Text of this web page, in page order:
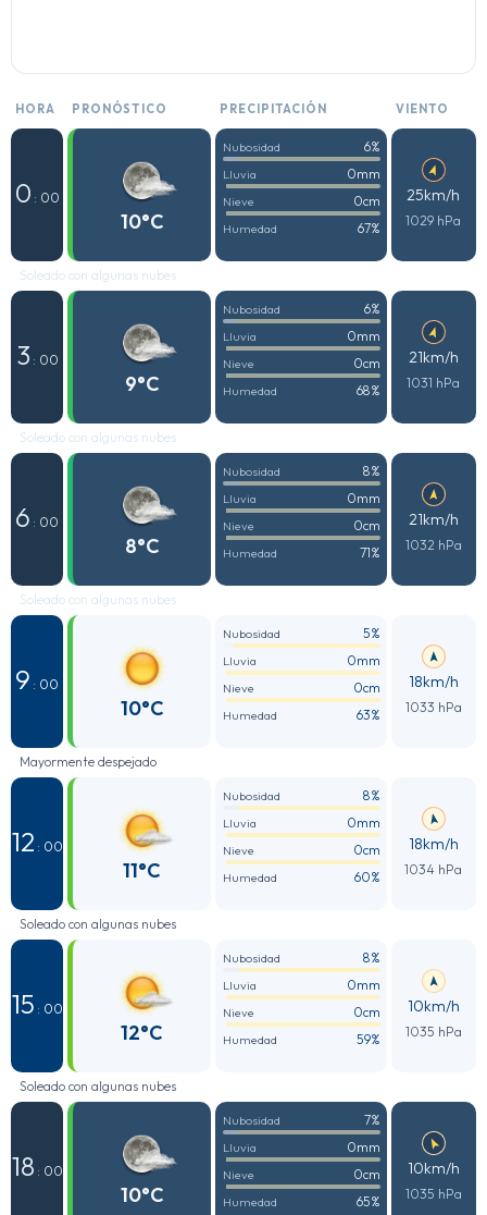
HORA PRONÓSTICO PRECIPITACIÓN VIENTO
0 : 00
10°C
Nubosidad 6%
Lluvia 0mm
Nieve 0cm
Humedad 67%
25km/h
1029 hPa
Soleado con algunas nubes
3 : 00
9°C
Nubosidad 6%
Lluvia 0mm
Nieve 0cm
Humedad 68%
21km/h
1031 hPa
Soleado con algunas nubes
6 : 00
8°C
Nubosidad 8%
Lluvia 0mm
Nieve 0cm
Humedad 71%
21km/h
1032 hPa
Soleado con algunas nubes
9 : 00
10°C
Nubosidad 5%
Lluvia 0mm
Nieve 0cm
Humedad 63%
18km/h
1033 hPa
Mayormente despejado
12 : 00
11°C
Nubosidad 8%
Lluvia 0mm
Nieve 0cm
Humedad 60%
18km/h
1034 hPa
Soleado con algunas nubes
15 : 00
12°C
Nubosidad 8%
Lluvia 0mm
Nieve 0cm
Humedad 59%
10km/h
1035 hPa
Soleado con algunas nubes
18 : 00
10°C
Nubosidad 7%
Lluvia 0mm
Nieve 0cm
Humedad 65%
10km/h
1035 hPa